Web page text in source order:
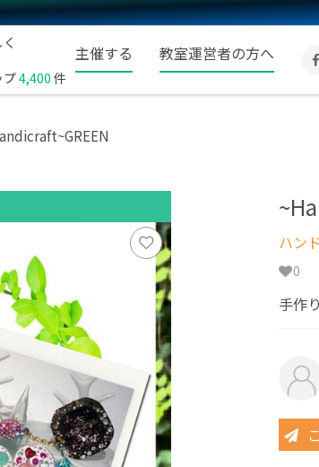
プ4,400 件
主催する 教室運営者の方へ
ハン
0
手作